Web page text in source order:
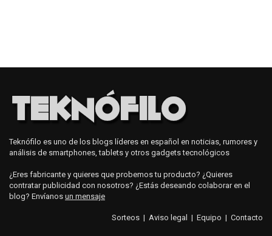
Teknófilo es uno de los blogs líderes en español en noticias, rumores y
análisis de smartphones, tablets y otros gadgets tecnológicos
¿Eres fabricante y quieres que probemos tu producto? ¿Quieres
contratar publicidad con nosotros? ¿Estás deseando colaborar en el
blog? Envíanos un mensaje
Sorteos | Aviso legal | Equipo | Contacto